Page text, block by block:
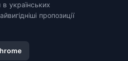
в українських
пропозиції